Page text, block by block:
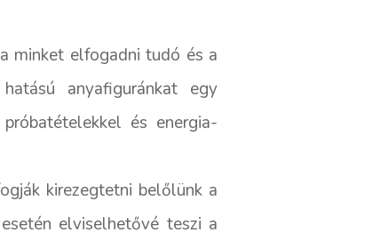
minket elfogadni tudó és a
anyafiguránkat egy
és energia-
kirezegtetni belőlünk a
elviselhetővé teszi a